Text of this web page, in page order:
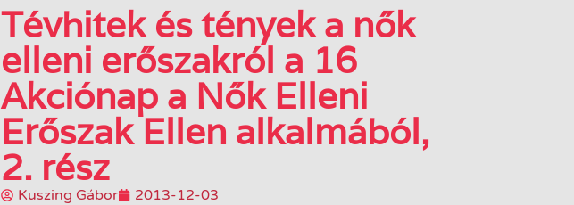
Tévhitek és tények a nők
elleni erőszakról a 16
Akciónap a Nők Elleni
Erőszak Ellen alkalmából,
2. rész
Kuszing Gábor
2013-12-03